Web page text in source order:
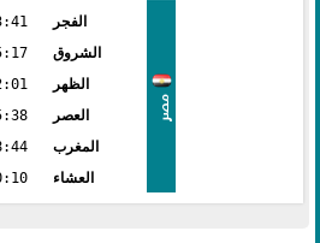
مصر
الفجر
الشروق
الظهر
العصر
المغرب
العشاء